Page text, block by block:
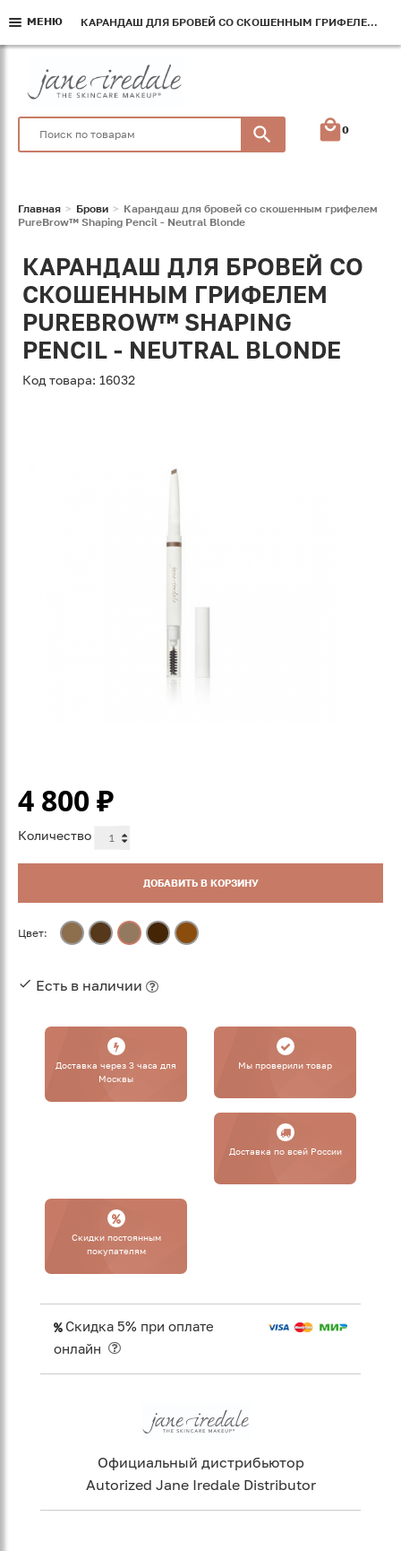
0
Главная Брови
Карандаш для бровей со скошенным грифелем
PureBrow™ Shaping Pencil - Neutral Blonde
КАРАНДАШ ДЛЯ БРОВЕЙ СО
СКОШЕННЫМ ГРИФЕЛЕМ
PUREBROW™ SHAPING
PENCIL - NEUTRAL BLONDE
Код товара: 16032
4 800₽
Количество
ДОБАВИТЬ В КОРЗИНУ
Цвет:
Есть в наличии
Доставка через 3 часа для
Москвы
Мы проверили товар
Доставка по всей России
Cкидки постоянным
покупателям
Скидка 5% при оплате
онлайн
Официальный дистрибьютор
Autorized Jane Iredale Distributor
МЕНЮ КАРАНДАШ ДЛЯ БРОВЕЙ СО СКОШЕННЫМ ГРИФЕЛЕМ PUREBROW™ SHAPING PENCIL - NEUTRAL BLONDE
МЕНЮ КАРАНДАШ ДЛЯ БРОВЕЙ СО СКОШЕННЫМ ГРИФЕЛЕМ PUREBROW™ SHAPING PENCIL - NEUTRAL BLONDE
МЕНЮ КАРАНДАШ ДЛЯ БРОВЕЙ СО СКОШЕННЫМ ГРИФЕЛЕМ PUREBROW™ SHAPING PENCIL - NEUTRAL BLONDE